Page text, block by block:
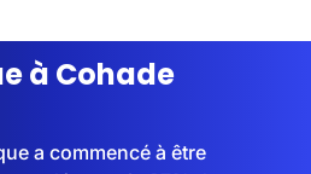
à Cohade
a commencé à être